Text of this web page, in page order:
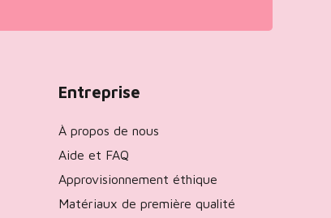
Entreprise
À propos de nous
Aide et FAQ
Approvisionnement éthique
Matériaux de première qualité